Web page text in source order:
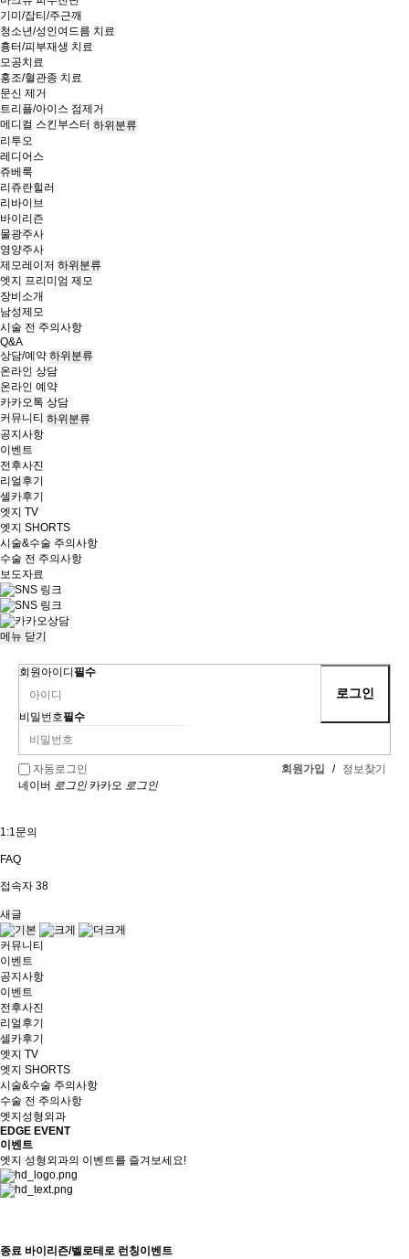
기미/잡티/주근깨
청소년/성인여드름 치료
흉터/피부재생 치료
모공치료
홍조/혈관종 치료
문신 제거
트리플/아이스 점제거
메디컬 스킨부스터 하위분류
리투오
레디어스
쥬베룩
리쥬란힐러
리바이브
바이리즌
물광주사
영양주사
제모레이저 하위분류
엣지 프리미엄 제모
장비소개
남성제모
시술 전 주의사항
Q&A
상담/예약 하위분류
온라인 상담
온라인 예약
카카오톡 상담
커뮤니티 하위분류
공지사항
이벤트
전후사진
리얼후기
셀카후기
엣지 TV
엣지 SHORTS
시술&수술 주의사항
수술 전 주의사항
보도자료
메뉴 닫기
회원아이디필수
비밀번호필수
자동로그인 회원가입 / 정보찾기
네이버 로그인 카카오 로그인
1:1문의
FAQ
접속자 38
새글
커뮤니티
이벤트
공지사항
이벤트
전후사진
리얼후기
셀카후기
엣지 TV
엣지 SHORTS
시술&수술 주의사항
수술 전 주의사항
엣지성형외과
EDGE EVENT
이벤트
엣지 성형외과의 이벤트를 즐겨보세요!
종료 바이리즌/벨로테로 런칭이벤트